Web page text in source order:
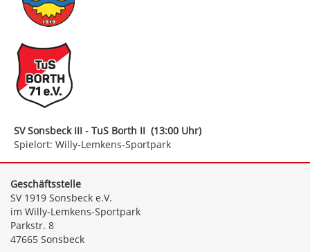
SV Sonsbeck III - TuS Borth II (13:00 Uhr)
Spielort: Willy-Lemkens-Sportpark
Geschäftsstelle
SV 1919 Sonsbeck e.V.
im Willy-Lemkens-Sportpark
Parkstr. 8
47665 Sonsbeck